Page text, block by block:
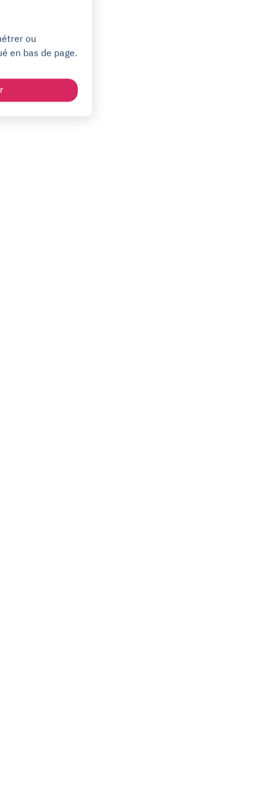
ou
en bas de page.